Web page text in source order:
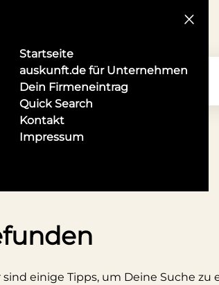
Startseite
auskunft.de für Unternehmen
Dein Firmeneintrag
Quick Search
Kontakt
Impressum
in Reutlingen
einige Tipps, um Deine Suche zu